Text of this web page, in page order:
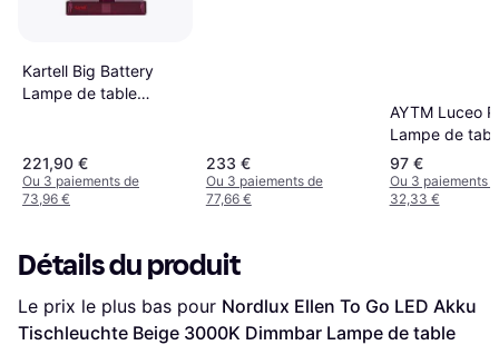
Kartell Big Battery
Lampe de table
221,90 €
Ou 3 paiements de
73,96 €
233 €
Ou 3 paiements de
77,66 €
AYTM Luceo
Lampe de
97 €
Ou 3 paiements
32,33 €
Détails du produit
Le prix le plus bas pour Nordlux Ellen To Go LED Akku
Tischleuchte Beige 3000K Dimmbar Lampe de table